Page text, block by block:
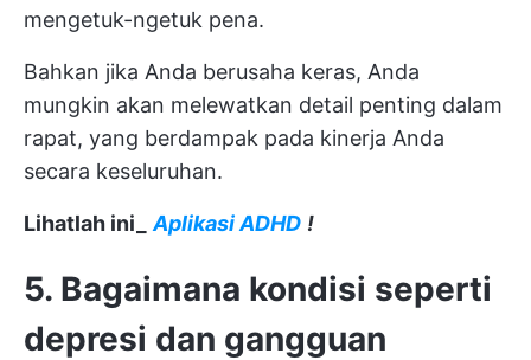
mengetuk-ngetuk pena.
Bahkan jika Anda berusaha keras, Anda
mungkin akan melewatkan detail penting dalam
rapat, yang berdampak pada kinerja Anda
secara keseluruhan.
Lihatlah ini_ Aplikasi ADHD !
5. Bagaimana kondisi seperti
depresi dan gangguan